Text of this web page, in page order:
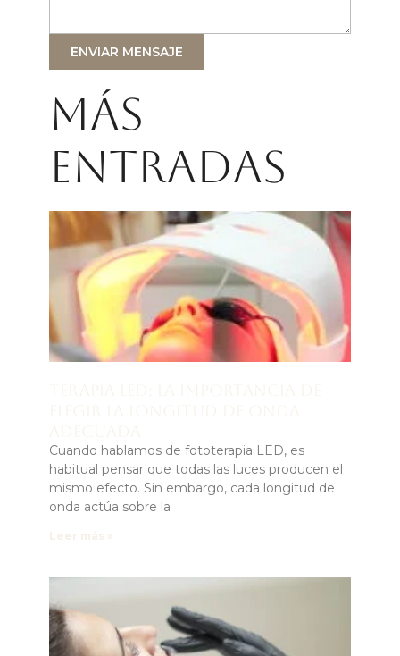
ENVIAR MENSAJE
Más
entradas
Cuando hablamos de fototerapia LED, es
habitual pensar que todas las luces producen el
mismo efecto. Sin embargo, cada longitud de
onda actúa sobre la